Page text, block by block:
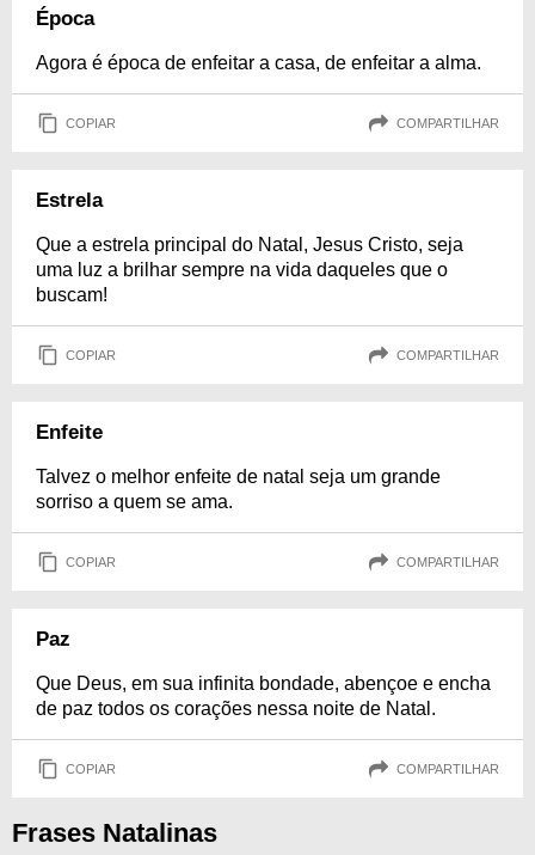
Época
Agora é época de enfeitar a casa, de enfeitar a alma.
COPIAR COMPARTILHAR
Estrela
Que a estrela principal do Natal, Jesus Cristo, seja
uma luz a brilhar sempre na vida daqueles que o
buscam!
COPIAR COMPARTILHAR
Enfeite
Talvez o melhor enfeite de natal seja um grande
sorriso a quem se ama.
COPIAR COMPARTILHAR
Paz
Que Deus, em sua infinita bondade, abençoe e encha
de paz todos os corações nessa noite de Natal.
COPIAR COMPARTILHAR
Frases Natalinas